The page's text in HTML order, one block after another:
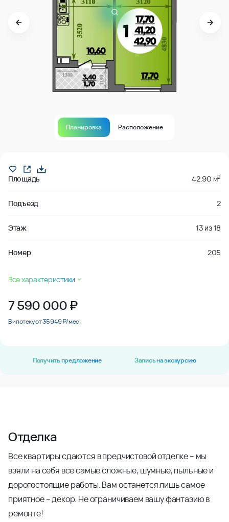
Планировка Расположение
Площадь 42.90 м2
Подъезд 2
Этаж 13 из18
Номер 205
Все характеристики
7 590 000₽
В ипотеку от 35 949 ₽/мес.
Получить предложение Запись на экскурсию
Отделка
Все квартиры сдаются в предчистовой отделке – мы
взяли на себя все самые сложные, шумные, пыльные и
дорогостоящие работы. Вам останется лишь самое
приятное – декор. Не ограничиваем вашу фантазию в
ремонте!